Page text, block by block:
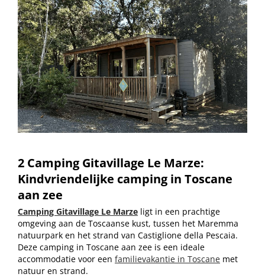
2 Camping Gitavillage Le Marze:
Kindvriendelijke camping in Toscane
aan zee
Camping Gitavillage Le Marze ligt in een prachtige
omgeving aan de Toscaanse kust, tussen het Maremma
natuurpark en het strand van Castiglione della Pescaia.
Deze camping in Toscane aan zee is een ideale
accommodatie voor een familievakantie in Toscane met
natuur en strand.